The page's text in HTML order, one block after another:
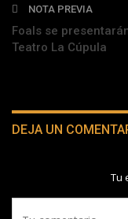
NOTA PREVIA
Foals se
Teatro La Cúpula
DEJA UN
Tu